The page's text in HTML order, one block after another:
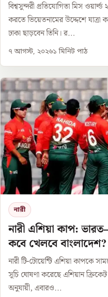
বিশ্বসুন্দরী প্রতিযোগিতা মিস
করতে ভিয়েতনামের উদ্দেশে যাত্রা
ঢাকা ছাড়বেন তিনি। র...
৭ আগস্ট, ২০২৬১ মিনিট পাঠ
নারী
নারী এশিয়া কাপ:
কবে খেলবে বাংলাদেশ?
নারী টি-টোয়েন্টি এশিয়া কাপকে
সূচি ঘোষণা করেছে এশিয়ান
অনুযায়ী, এবারও...